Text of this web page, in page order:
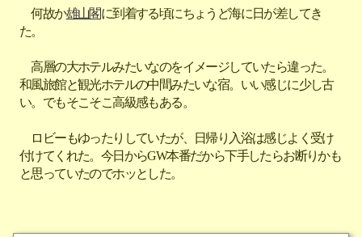
何故か雄山閣に到着する頃にちょうど海に日が差してき
た。
高層の大ホテルみたいなのをイメージしていたら違った。
和風旅館と観光ホテルの中間みたいな宿。いい感じに少し古
い。でもそこそこ高級感もある。
ロビーもゆったりしていたが、日帰り入浴は感じよく受け
付けてくれた。今日からGW本番だから下手したらお断りかも
と思っていたのでホッとした。